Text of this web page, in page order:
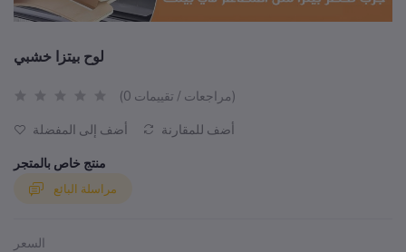
لوح بيتزا خشبي
(0 مراجعات / تقييمات)
أضف إلى المفضلة أضف للمقارنة
منتج خاص بالمتجر
مراسلة البائع
السعر